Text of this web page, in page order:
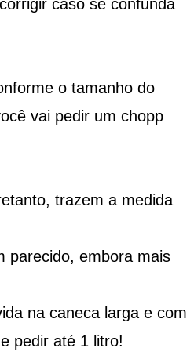
caso se confunda
o tamanho do
vai pedir um chopp
trazem a medida
parecido, embora mais
na caneca larga e com
pedir até 1 litro!